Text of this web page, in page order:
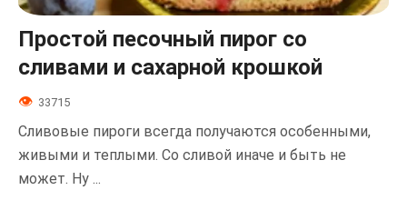
Простой песочный пирог со
сливами и сахарной крошкой
33715
Сливовые пироги всегда получаются особенными,
живыми и теплыми. Со сливой иначе и быть не
может. Ну ...